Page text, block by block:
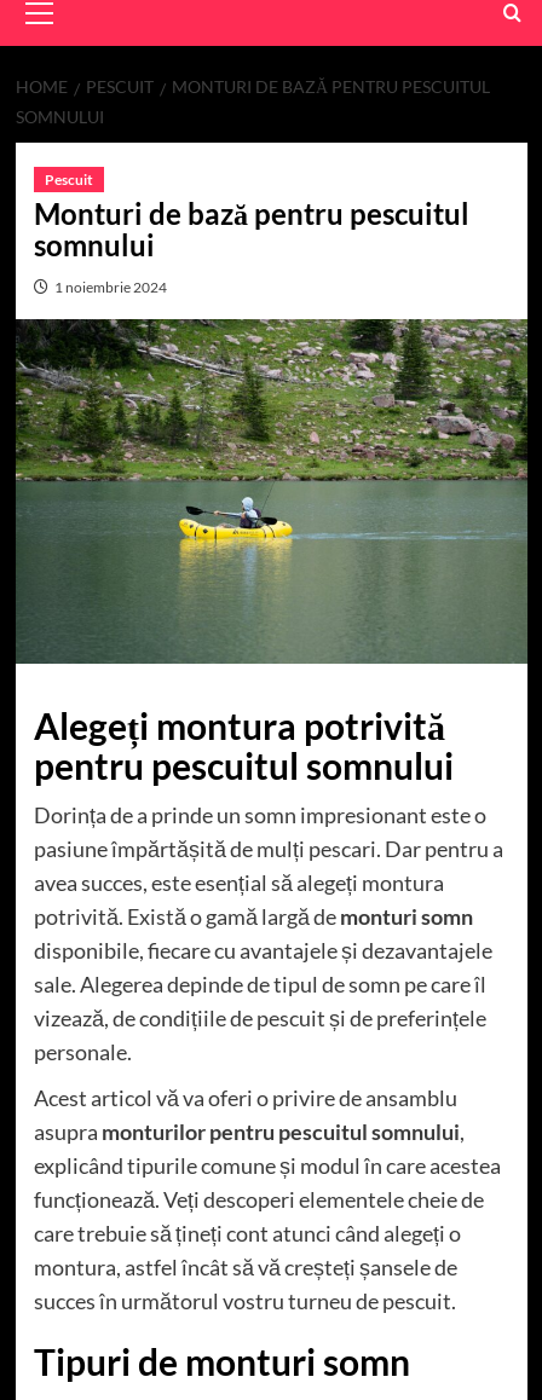
Menu
HOME PESCUIT
MONTURI DE BAZĂ PENTRU PESCUITUL
SOMNULUI
Pescuit
Monturi de bază pentru pescuitul
somnului
1 noiembrie 2024
Alegeți montura potrivită
pentru pescuitul somnului
Dorința de a prinde un somn impresionant este o
pasiune împărtășită de mulți pescari. Dar pentru a
avea succes, este esențial să alegeți montura
potrivită. Există o gamă largă demonturi somn
disponibile, fiecare cu avantajele și dezavantajele
sale. Alegerea depinde de tipul de somn pe care îl
vizează, de condițiile de pescuit și de preferințele
personale.
Acest articol vă va oferi o privire de ansamblu
asupra monturilor pentru pescuitul somnului,
explicând tipurile comune și modul în care acestea
funcționează. Veți descoperi elementele cheie de
care trebuie să țineți cont atunci când alegeți o
montura, astfel încât să vă creșteți șansele de
succes în următorul vostru turneu de pescuit.
Tipuri de monturi somn